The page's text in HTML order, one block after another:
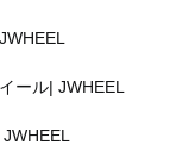
ール| JWHEEL